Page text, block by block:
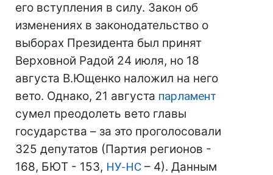
его вступления в силу. Закон об
изменениях в законодательство о
выборах Президента был принят
Верховной Радой 24 июля, но 18
августа В.Ющенко наложил на него
вето. Однако, 21 августа парламент
сумел преодолеть вето главы
государства – за это проголосовали
325 депутатов (Партия регионов -
168, БЮТ - 153, НУ-НС – 4). Данным